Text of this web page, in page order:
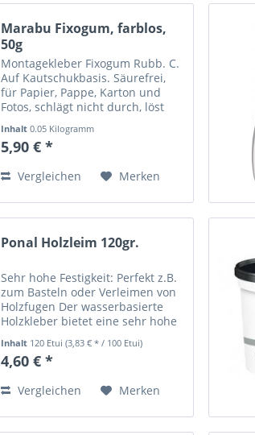
Marabu Fixogum, farblos,
50g
Montagekleber Fixogum Rubb. C.
Auf Kautschukbasis. Säurefrei,
für Papier, Pappe, Karton und
Fotos, schlägt nicht durch, löst
alterungsbeständig. Festere
Verbindung durch beidseitiges
Inhalt0.05 Kilogramm
(118,00 € * / 1 Kilogramm)
5,90 € *
Vergleichen Merken
Ponal Holzleim 120gr.
Sehr hohe Festigkeit: Perfekt z.B.
zum Basteln oder Verleimen von
Holzfugen Der wasserbasierte
Holzkleber bietet eine sehr hohe
verfärbungsfrei Durch die
praktische Leimflasche mit feiner
Inhalt 120 Etui(3,83 € * / 100 Etui)
4,60 € *
Vergleichen Merken